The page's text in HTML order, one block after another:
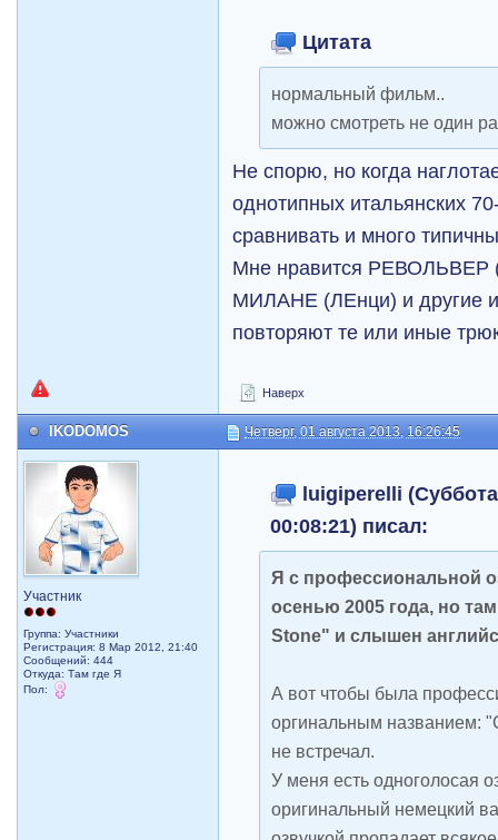
Цитата
нормальный фильм..
можно смотреть не один
Не спорю, но когда
однотипных итальянских
сравнивать и много
Мне нравится
МИЛАНЕ (ЛЕнци) и другие
повторяют те или иные
Наверх
IKODOMOS Четверг, 01 августа 2013, 16:26:45
Участник
Группа: Участники
Регистрация: 8 Мар 2012, 21:40
Сообщений: 444
Откуда: Там где Я
Пол:
luigiperelli
00:08:21) писал:
Я с профессиональной
осенью 2005 года, но
Stone" и слышен
А вот чтобы была
оргинальным названием:
не встречал.
У меня есть одноголосая
оригинальный немецкий